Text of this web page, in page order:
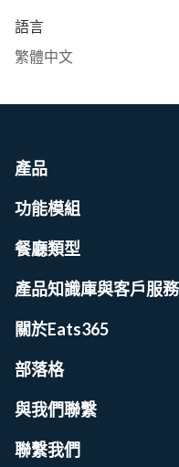
語言
繁體中文
產品
功能模組
餐廳類型
產品知識庫與客戶服務
關於Eats365
部落格
與我們聯繫
聯繫我們